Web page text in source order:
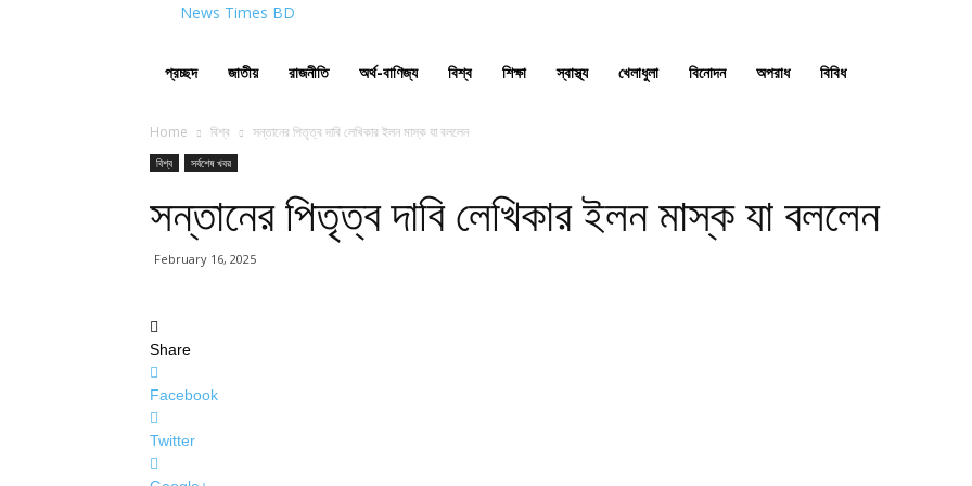
News Times BD
প্রচ্ছদ জাতীয় রাজনীতি অর্থ-বাণিজ্য বিশ্ব শিক্ষা স্বাস্থ্য খেলাধুলা বিনোদন অপরাধ বিবিধ
Home বিশ্ব সন্তানের পিতৃত্ব দাবি লেখিকার ইলন মাস্ক যা বললেন
বিশ্ব সর্বশেষ খবর
সন্তানের পিতৃত্ব দাবি লেখিকার ইলন মাস্ক যা বললেন
February 16, 2025
Share
Facebook
Twitter